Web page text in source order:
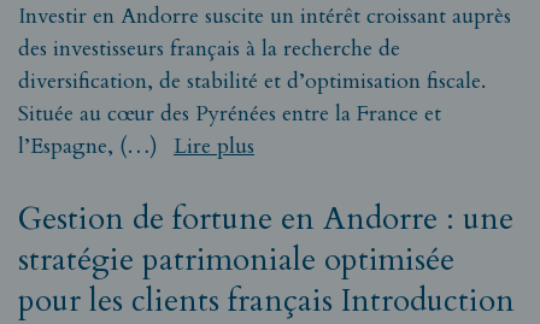
Investir en Andorre suscite un intérêt croissant auprès
des investisseurs français à la recherche de
diversification, de stabilité et d’optimisation fiscale.
Située au cœur des Pyrénées entre la France et
l’Espagne, (…) Lire plus
Gestion de fortune en Andorre : une
stratégie patrimoniale optimisée
pour les clients français Introduction